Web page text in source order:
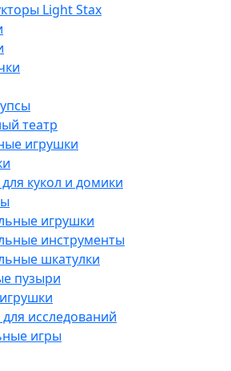
Light Stax
театр
игрушки
кукол и домики
игрушки
инструменты
шкатулки
пузыри
исследований
игры